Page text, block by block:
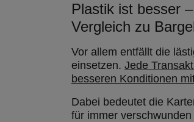
Plastik ist besser
Vergleich zu
Vor allem entfällt die
einsetzen. Jede
besseren Konditionen
Dabei bedeutet die
für immer